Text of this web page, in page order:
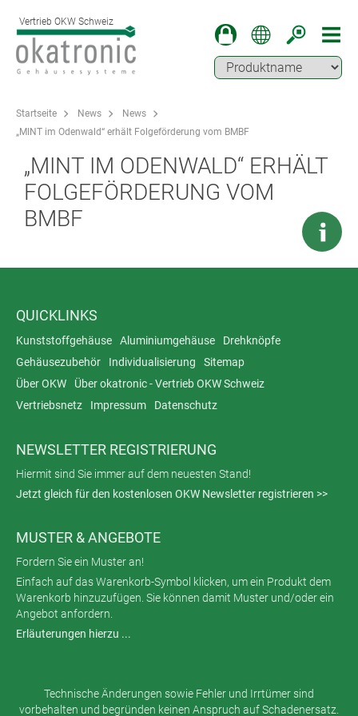
Vertrieb OKW Schweiz
Startseite News
News
„MINT im Odenwald“ erhält Folgeförderung vom BMBF
„MINT IM ODENWALD“ ERHÄLT
FOLGEFÖRDERUNG VOM
BMBF
QUICKLINKS
Kunststoffgehäuse Aluminiumgehäuse
Drehknöpfe
Gehäusezubehör
Individualisierung
Sitemap
Über OKW
Über okatronic - Vertrieb OKW Schweiz
Vertriebsnetz
Impressum Datenschutz
NEWSLETTER REGISTRIERUNG
Hiermit sind Sie immer auf dem neuesten Stand!
Jetzt gleich für den kostenlosen OKW Newsletter registrieren >>
MUSTER & ANGEBOTE
Fordern Sie ein Muster an!
Einfach auf das Warenkorb-Symbol klicken, um ein Produkt dem
Warenkorb hinzuzufügen. Sie können damit Muster und/oder ein
Angebot anfordern.
Erläuterungen hierzu ...
Technische Änderungen sowie Fehler und Irrtümer sind
vorbehalten und begründen keinen Anspruch auf Schadenersatz.